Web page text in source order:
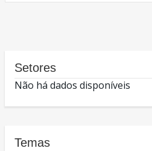
Setores
Não há dados disponíveis
Temas